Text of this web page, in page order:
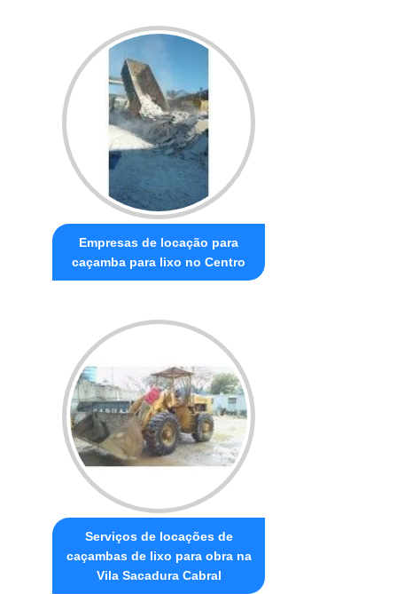
Empresas de locação para
caçamba para lixo no Centro
Serviços de locações de
caçambas de lixo para obra na
Vila Sacadura Cabral